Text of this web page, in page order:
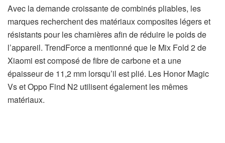
Avec la demande croissante de combinés pliables, les
marques recherchent des matériaux composites légers et
résistants pour les charnières afin de réduire le poids de
l’appareil. TrendForce a mentionné que le Mix Fold 2 de
Xiaomi est composé de fibre de carbone et a une
épaisseur de 11,2 mm lorsqu’il est plié. Les Honor Magic
Vs et Oppo Find N2 utilisent également les mêmes
matériaux.